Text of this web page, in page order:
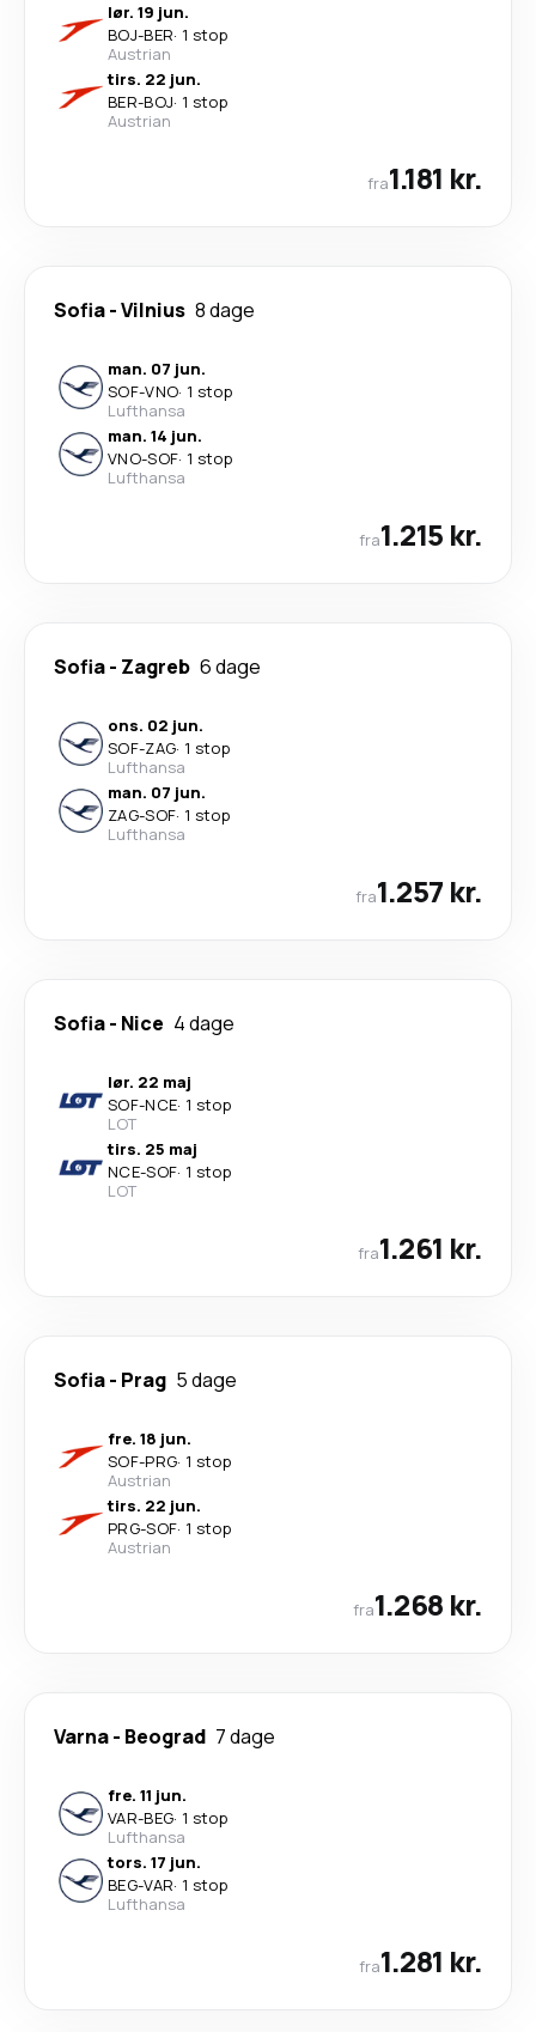
lør. 19 jun.
BOJ-BER· 1 stop
Austrian
tirs. 22 jun.
BER-BOJ· 1 stop
Austrian
fra1.181 kr.
Sofia-Vilnius 8 dage
man. 07 jun.
SOF-VNO· 1 stop
Lufthansa
man. 14 jun.
VNO-SOF· 1 stop
Lufthansa
fra1.215 kr.
Sofia- Zagreb 6 dage
ons. 02 jun.
SOF-ZAG· 1 stop
Lufthansa
man. 07 jun.
ZAG-SOF· 1 stop
Lufthansa
fra1.257 kr.
Sofia- Nice 4 dage
lør. 22 maj
SOF-NCE· 1 stop
LOT
tirs. 25 maj
NCE-SOF· 1 stop
LOT
fra1.261 kr.
Sofia- Prag 5 dage
fre. 18 jun.
SOF-PRG· 1 stop
Austrian
tirs. 22 jun.
PRG-SOF· 1 stop
Austrian
fra1.268 kr.
Varna- Beograd 7 dage
fre. 11 jun.
VAR-BEG· 1 stop
Lufthansa
tors. 17 jun.
BEG-VAR· 1 stop
Lufthansa
fra1.281 kr.